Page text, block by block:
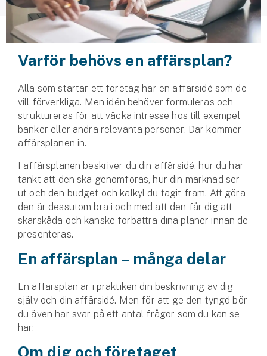
Båtförsäkring
Märkesförsäkringar
Vattenskoterförsäkring
Sportfiskarna
Djur
Hundförsäkring
Jakthundsförsäkring
Kattförsäkring
Djurförsäkring
Hem & hus
Villaförsäkring
Bostadsrättsförsäkring
Varför behövs en affärsplan?
Alla som startar ett företag har en affärsidé som de
vill förverkliga. Men idén behöver formuleras och
struktureras för att väcka intresse hos till exempel
banker eller andra relevanta personer. Där kommer
affärsplanen in.
I affärsplanen beskriver du din affärsidé, hur du har
tänkt att den ska genomföras, hur din marknad ser
ut och den budget och kalkyl du tagit fram. Att göra
den är dessutom bra i och med att den får dig att
skärskåda och kanske förbättra dina planer innan de
presenteras.
En affärsplan – många delar
En affärsplan är i praktiken din beskrivning av dig
själv och din affärsidé. Men för att ge den tyngd bör
du även har svar på ett antal frågor som du kan se
här:
Om dig och företaget